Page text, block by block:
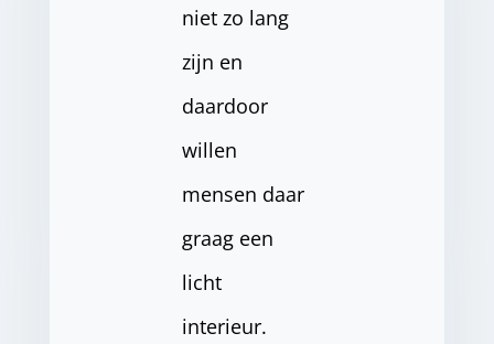
niet zo lang
zijn en
daardoor
willen
mensen daar
graag een
licht
interieur.